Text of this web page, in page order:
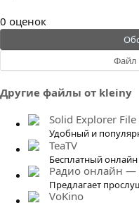
0
.
0
в
0 оценок
Файл
Другие файлы от kleiny
Solid Explorer
Удобный и
TeaTV
Бесплатный
Радио онлайн —
Предлагает
VoKino